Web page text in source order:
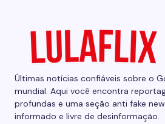
Últimas notícias confiáveis sobre o
mundial. Aqui você encontra
profundas e uma seção anti fake
informado e livre de desinformação.